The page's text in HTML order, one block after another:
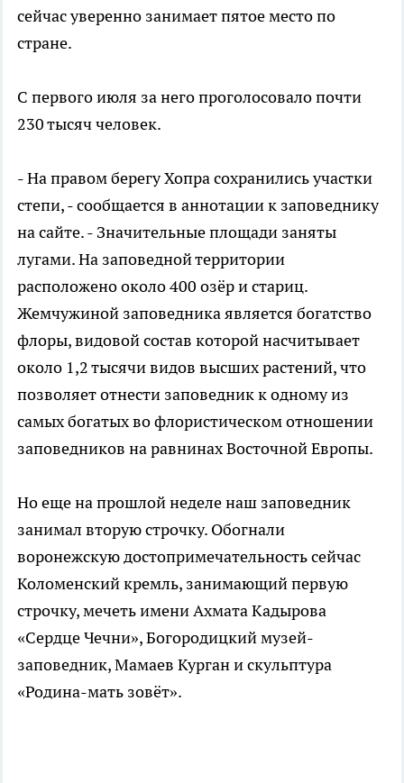
сейчас уверенно занимает пятое место по
стране.
С первого июля за него проголосовало почти
230 тысяч человек.
- На правом берегу Хопра сохранились участки
степи, - сообщается в аннотации к заповеднику
на сайте. - Значительные площади заняты
лугами. На заповедной территории
расположено около 400 озёр и стариц.
Жемчужиной заповедника является богатство
флоры, видовой состав которой насчитывает
около 1,2 тысячи видов высших растений, что
позволяет отнести заповедник к одному из
самых богатых во флористическом отношении
заповедников на равнинах Восточной Европы.
Но еще на прошлой неделе наш заповедник
занимал вторую строчку. Обогнали
воронежскую достопримечательность сейчас
Коломенский кремль, занимающий первую
строчку, мечеть имени Ахмата Кадырова
«Сердце Чечни», Богородицкий музей-
заповедник, Мамаев Курган и скульптура
«Родина-мать зовёт».